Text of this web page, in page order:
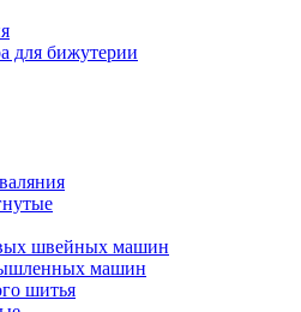
для бижутерии
швейных машин
машин
шитья